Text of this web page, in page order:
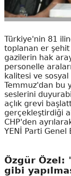
Türkiye'nin 81
toplanan er şehit
gazilerin hak
personelle
kalitesi ve
Temmuz'dan bu
seslerini
açlık grevi
gerçekleştirdiği
CHP'den
YENİ Parti Genel
Özgür Özel:
gibi